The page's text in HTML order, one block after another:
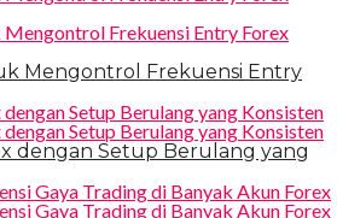
Mengontrol Frekuensi Entry
dengan Setup Berulang yang